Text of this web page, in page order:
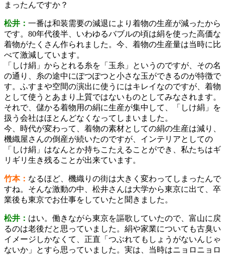
まったんですか？
松井： 一番は和装需要の減退により着物の生産が減ったから
です。80年代後半、いわゆるバブルの頃は絹を使った高価な
着物がたくさん作られました。今、着物の生産量は当時に比
べて激減しています。
「しけ絹」からとれる糸を「玉糸」というのですが、その名
の通り、糸の途中にぽつぽつと小さな玉ができるのが特徴で
す。ふすまや空間の演出に使うにはキレイなのですが、着物
として使うとあまり上質ではないものとしてみなされます。
それで、儲かる着物用の絹に生産が集中して、「しけ絹」を
扱う会社はほとんどなくなってしまいました。
今、時代が変わって、着物の素材としての絹の生産は減り、
機織屋さんの倒産が続いたのですが、インテリアとしての
「しけ絹」はなんとか持ちこたえることができ、私たちはギ
リギリ生き残ることが出来ています。
竹本： なるほど、機織りの街は大きく変わってしまったんで
すね。そんな激動の中、松井さんは大学から東京に出て、卒
業後も東京でお仕事をしていたと聞きました。
松井： はい。働きながら東京を謳歌していたので、富山に戻
るのは老後だと思っていました。絹や家業についても古臭い
イメージしかなくて、正直「つぶれてもしょうがないんじゃ
ないか」とすら思っていました。実は、当時はニョロニョロ